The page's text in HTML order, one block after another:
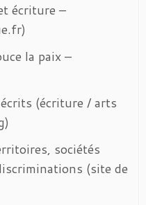
écriture –
la paix –
(écriture / arts
sociétés
(site de